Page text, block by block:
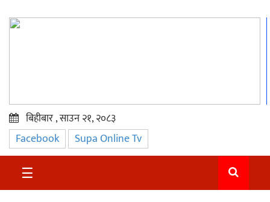
प्रमुख
समाचार
सुदुर
बिहीबार , साउन २१, २०८३
Facebook Supa Online Tv
☰